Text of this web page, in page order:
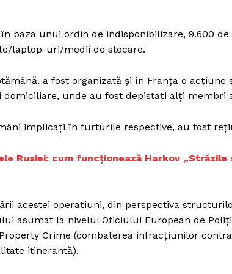
baza unui ordin de indisponibilizare, 9.600 de
laptop-uri/medii de stocare.
a fost organizată și în Franța o acțiune
unde au fost depistați alți membri
implicați în furturile respective, au fost
Rusiei: cum funcționează Harkov
acestei operațiuni, din perspectiva
asumat la nivelul Oficiului European de
Crime (combaterea infracțiunilor
itinerantă).